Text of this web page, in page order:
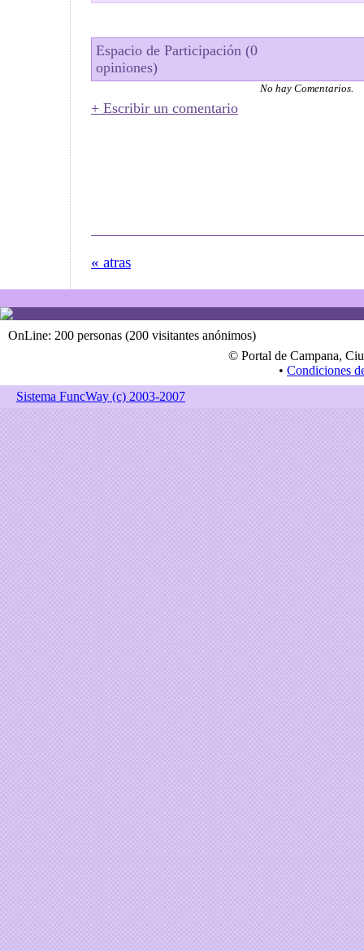
Espacio de Participación (0
opiniones)
No hay Comentarios.
+ Escribir un comentario
« atras
OnLine: 200 personas (200 visitantes anónimos)
© Portal de Campana,
• Condiciones
Sistema FuncWay (c) 2003-2007